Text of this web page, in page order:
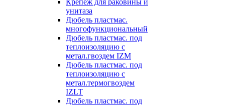
Крепеж для раковины и
унитаза
Дюбель пластмас.
многофункциональный
Дюбель пластмас. под
теплоизоляцию с
метал.гвоздем IZM
Дюбель пластмас. под
теплоизоляцию с
метал.термогвоздем
IZLT
Дюбель пластмас. под